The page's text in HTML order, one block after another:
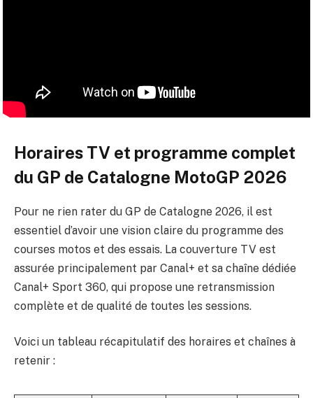
Horaires TV et programme complet
du GP de Catalogne MotoGP 2026
Pour ne rien rater du GP de Catalogne 2026, il est
essentiel d’avoir une vision claire du programme des
courses motos et des essais. La couverture TV est
assurée principalement par Canal+ et sa chaîne dédiée
Canal+ Sport 360, qui propose une retransmission
complète et de qualité de toutes les sessions.
Voici un tableau récapitulatif des horaires et chaînes à
retenir :